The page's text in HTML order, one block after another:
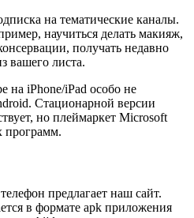
на тематические каналы.
научиться делать макияж,
получать недавно
вашего листа.
на iPhone/iPad особо не
Стационарной версии
но плеймаркет Microsoft
программ.
предлагает наш сайт.
в формате apk приложения